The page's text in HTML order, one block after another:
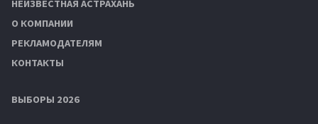
НЕИЗВЕСТНАЯ АСТРАХАНЬ
О КОМПАНИИ
РЕКЛАМОДАТЕЛЯМ
КОНТАКТЫ
ВЫБОРЫ 2026